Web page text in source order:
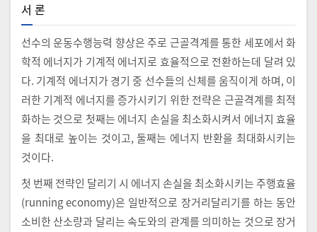
서 론
선수의 운동수행능력 향상은 주로 근골격계를 통한 세포에서 화
학적 에너지가 기계적 에너지로 효율적으로 전환하는데 달려 있
다. 기계적 에너지가 경기 중 선수들의 신체를 움직이게 하며, 이
러한 기계적 에너지를 증가시키기 위한 전략은 근골격계를 최적
화하는 것으로 첫째는 에너지 손실을 최소화시켜서 에너지 효율
을 최대로 높이는 것이고, 둘째는 에너지 반환을 최대화시키는
것이다.
첫 번째 전략인 달리기 시 에너지 손실을 최소화시키는 주행효율
(running economy)은 일반적으로 장거리달리기를 하는 동안
소비한 산소량과 달리는 속도와의 관계를 의미하는 것으로 장거